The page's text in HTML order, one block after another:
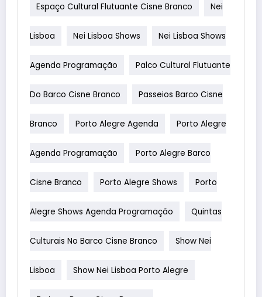
Espaço Cultural Flutuante Cisne Branco Nei
Lisboa Nei Lisboa Shows Nei Lisboa Shows
Agenda Programação Palco Cultural Flutuante
Do Barco Cisne Branco Passeios Barco Cisne
Branco Porto Alegre Agenda Porto Alegre
Agenda Programação Porto Alegre Barco
Cisne Branco Porto Alegre Shows Porto
Alegre Shows Agenda Programação Quintas
Culturais No Barco Cisne Branco Show Nei
Lisboa Show Nei Lisboa Porto Alegre